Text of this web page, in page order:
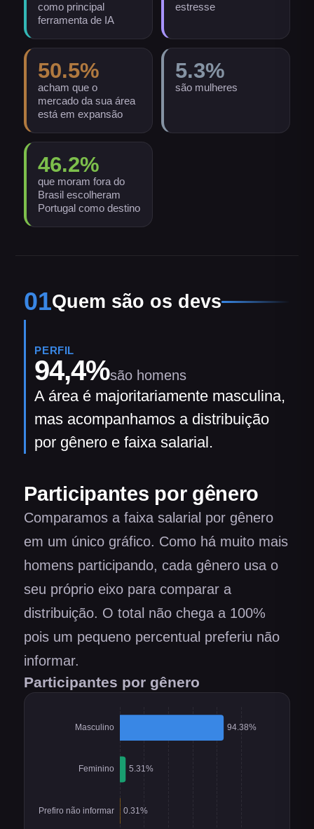
como principal
ferramenta de IA
estresse
50.5%
acham que o
mercado da sua área
está em expansão
5.3%
são mulheres
46.2%
que moram fora do
Brasil escolheram
Portugal como destino
01Quem são os devs
PERFIL
94,4%são homens
A área é majoritariamente masculina,
mas acompanhamos a distribuição
por gênero e faixa salarial.
Participantes por gênero
Comparamos a faixa salarial por gênero
em um único gráfico. Como há muito mais
homens participando, cada gênero usa o
seu próprio eixo para comparar a
distribuição. O total não chega a 100%
pois um pequeno percentual preferiu não
informar.
Participantes por gênero